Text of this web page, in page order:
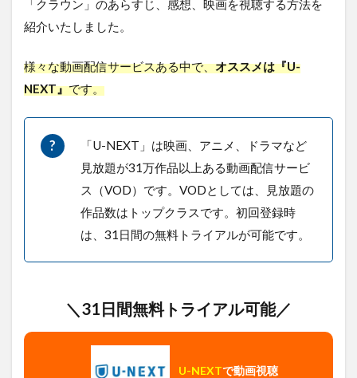
「クラウン」のあらすじ、感想、映画を視聴する方法を
紹介いたしました。
様々な動画配信サービスある中で、オススメは『U-
NEXT』です。
「U-NEXT」は映画、アニメ、ドラマなど
見放題が31万作品以上ある動画配信サービ
ス（VOD）です。VODとしては、見放題の
作品数はトップクラスです。初回登録時
は、31日間の無料トライアルが可能です。
＼31日間無料トライアル可能／
U-NEXTで動画視聴